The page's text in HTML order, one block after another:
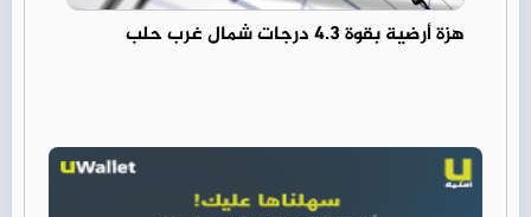
هزة أرضية بقوة 4.3 درجات شمال غرب حلب